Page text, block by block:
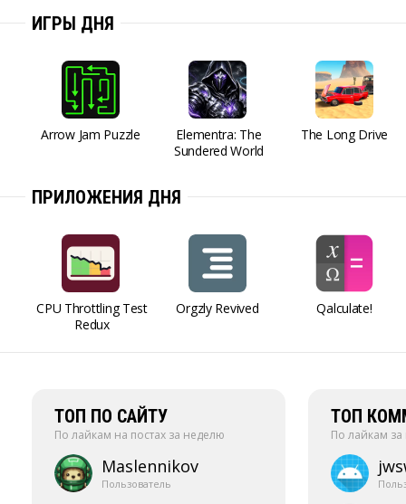
ИГРЫ ДНЯ
Arrow Jam Puzzle
Elementra: The
Sundered World
The Long Drive
ПРИЛОЖЕНИЯ ДНЯ
CPU Throttling Test
Redux
Orgzly Revived Qalculate!
ТОП ПО САЙТУ
По лайкам на постах за неделю
Maslennikov
Пользователь
ТОП
По лайкам